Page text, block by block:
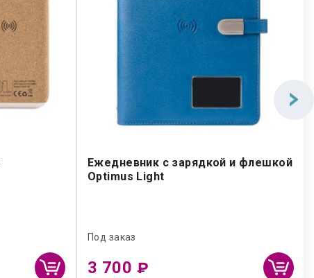
Ежедневник с зарядкой и флешкой
Optimus Light
Под заказ
3 700 ₽